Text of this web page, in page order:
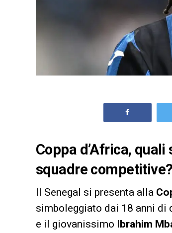
Coppa d’Africa,
squadre
Il Senegal si presenta alla
simboleggiato dai 18 anni di
e il giovanissimo Ibrahim